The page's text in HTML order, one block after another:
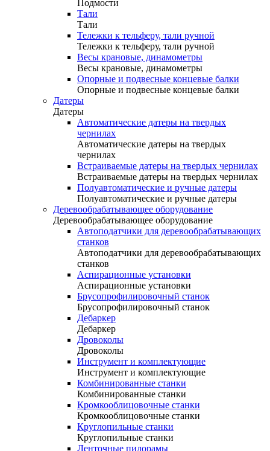
Подмости
Тали
Тали
Тележки к тельферу, тали ручной
Тележки к тельферу, тали ручной
Весы крановые, динамометры
Весы крановые, динамометры
Опорные и подвесные концевые балки
Опорные и подвесные концевые балки
Датеры
Датеры
Автоматические датеры на твердых
чернилах
Автоматические датеры на твердых
чернилах
Встраиваемые датеры на твердых чернилах
Встраиваемые датеры на твердых чернилах
Полуавтоматические и ручные датеры
Полуавтоматические и ручные датеры
Деревообрабатывающее оборудование
Деревообрабатывающее оборудование
Автоподатчики для деревообрабатывающих
станков
Автоподатчики для деревообрабатывающих
станков
Аспирационные установки
Аспирационные установки
Брусопрофилировочный станок
Брусопрофилировочный станок
Дебаркер
Дебаркер
Дровоколы
Дровоколы
Инструмент и комплектующие
Инструмент и комплектующие
Комбинированные станки
Комбинированные станки
Кромкооблицовочные станки
Кромкооблицовочные станки
Круглопильные станки
Круглопильные станки
Ленточные пилорамы